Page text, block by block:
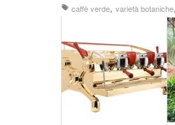
caffè verde, varietà botaniche,